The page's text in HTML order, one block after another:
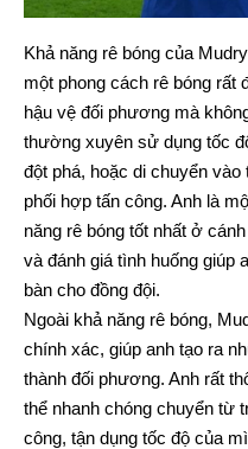
Khả năng rê bóng của
một phong cách rê bóng rất
hậu vệ đối phương mà
thường xuyên sử dụng tốc
đột phá, hoặc di chuyển
phối hợp tấn công. Anh là
năng rê bóng tốt nhất ở
và đánh giá tình huống giúp
bàn cho đồng đội.
Ngoài khả năng rê bóng,
chính xác, giúp anh tạo ra
thành đối phương. Anh rất
thể nhanh chóng chuyển từ
công, tận dụng tốc độ của